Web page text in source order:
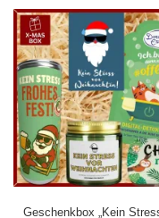
Geschenkbox „Kein